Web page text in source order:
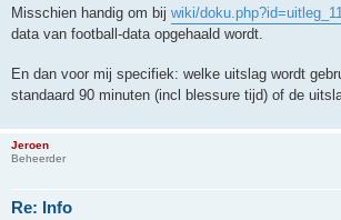
r
c
Misschien handig om bij wiki/doku.php?id=uitleg_11
data van football-data opgehaald wordt.
En dan voor mij specifiek: welke uitslag wordt
standaard 90 minuten (incl blessure tijd) of de
Jeroen
Beheerder
Re: Info